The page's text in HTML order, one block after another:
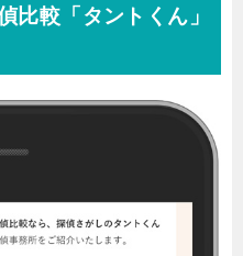
比較「タントくん」